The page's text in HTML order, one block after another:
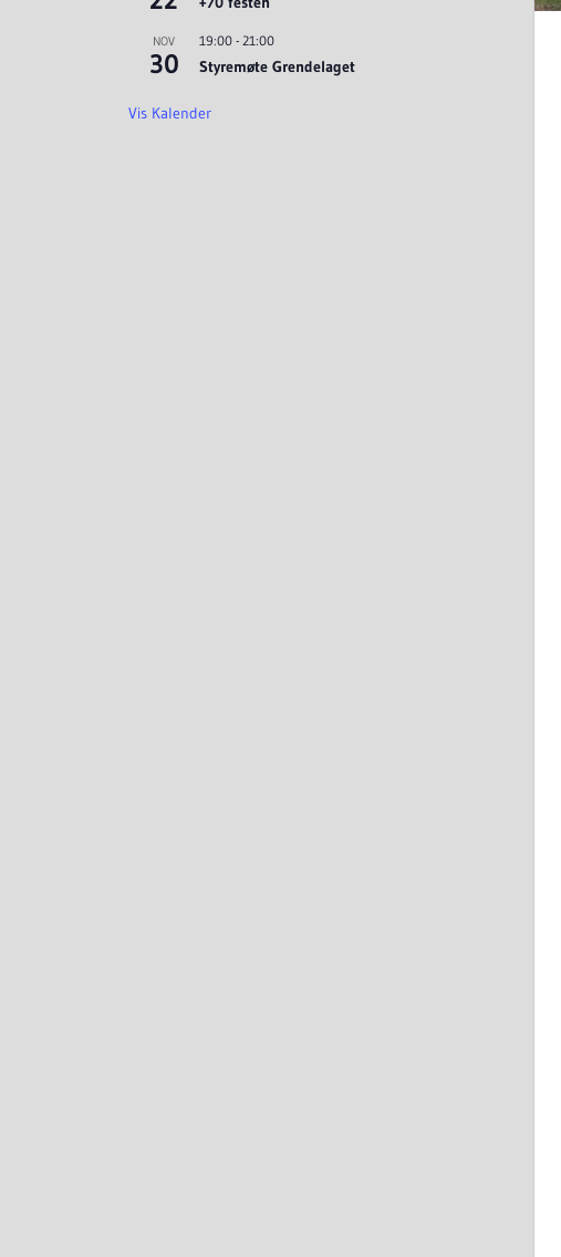
NOV
30
19:00 - 21:00
Styremøte Grendelaget
Vis Kalender